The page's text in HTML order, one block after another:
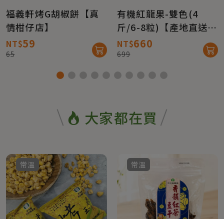
福義軒烤G胡椒餅【真
情柑仔店】
NT$59
65
有機紅龍果-雙色(4
斤/6-8粒)【產地直送免
運】
NT$660
699
大家都在買
常溫 常溫